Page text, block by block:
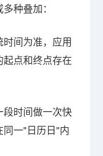
种叠加：
间为准，应用
点和终点存在
时间做一次快
一"日历日"内